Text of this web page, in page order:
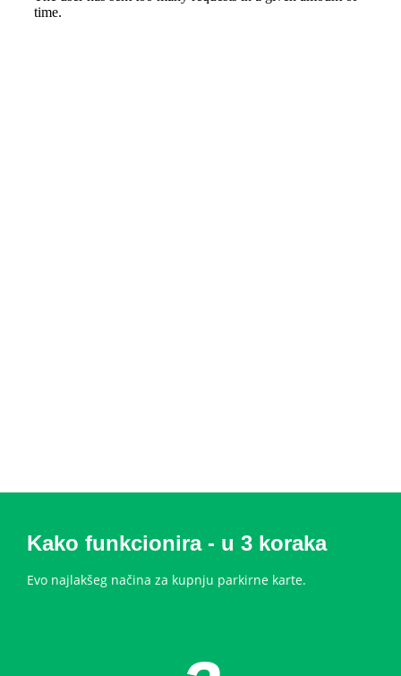
Kako funkcionira - u 3 koraka
Evo najlakšeg načina za kupnju parkirne karte.